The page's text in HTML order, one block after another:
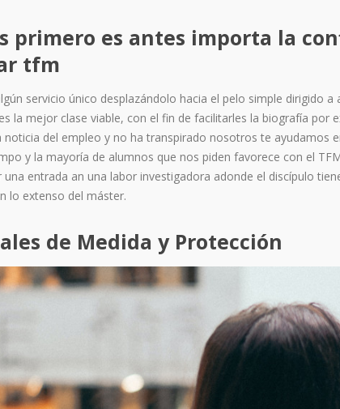
primero es antes importa la
tfm
servicio único desplazándolo hacia el pelo simple dirigido
la mejor clase viable, con el fin de facilitarles la biografía por
noticia del empleo y no ha transpirado nosotros te ayudamos
y la mayoría de alumnos que nos piden favorece con el
una entrada an una labor investigadora adonde el discípulo
lo extenso del máster.
de Medida y Protección